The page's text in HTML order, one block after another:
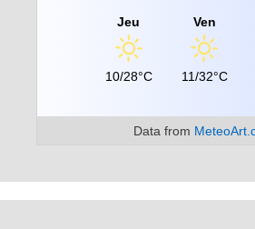
Jeu
10/28°C
Ven
11/32°C
Data from